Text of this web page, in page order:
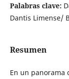
Palabras clave:
Dantis Limense/
Resumen
En un panorama